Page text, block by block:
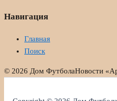
Навигация
Главная
Поиск
© 2026 Дом ФутболаНовости